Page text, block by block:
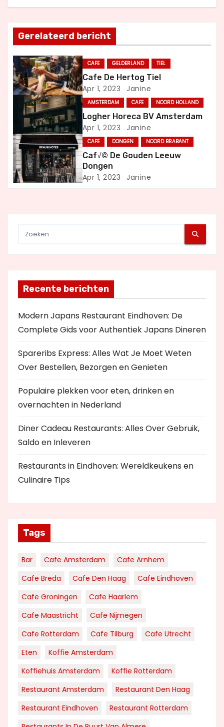
h
t
n
a
v
g
a
t
Gerelateerd bericht
CAFE GELDERLAND TIEL
Cafe De Hertog Tiel
Apr 1, 2023 Janine
AMSTERDAM CAFE NOORD HOLLAND
Logher Horeca BV Amsterdam
Apr 1, 2023 Janine
CAFE DONGEN NOORD BRABANT
Caf√© De Gouden Leeuw
Dongen
Apr 1, 2023 Janine
Recente berichten
Modern Japans Restaurant Eindhoven: De
Complete Gids voor Authentiek Japans Dineren
Spareribs Express: Alles Wat Je Moet Weten
Over Bestellen, Bezorgen en Genieten
Populaire plekken voor eten, drinken en
overnachten in Nederland
Diner Cadeau Restaurants: Alles Over Gebruik,
Saldo en Inleveren
Restaurants in Eindhoven: Wereldkeukens en
Culinaire Tips
Tags
Bar Cafe Amsterdam
Cafe Arnhem
Cafe Breda
Cafe Den Haag
Cafe Eindhoven
Cafe Groningen
Cafe Haarlem
Cafe Maastricht
Cafe Nijmegen
Cafe Rotterdam
Cafe Tilburg
Cafe Utrecht
Eten
Koffie Amsterdam
Koffiehuis Amsterdam
Koffie Rotterdam
Restaurant Amsterdam
Restaurant Den Haag
Restaurant Eindhoven
Restaurant Rotterdam